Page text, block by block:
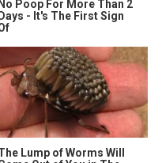
No Poop For More Than 2
Days - It's The First Sign
Lump of Worms Will